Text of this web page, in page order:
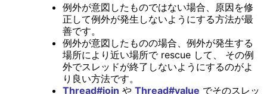
例外が意図したものではない場合、原因を修
正して例外が発生しないようにする方法が最
善です。
例外が意図したものの場合、例外が発生する
場所により近い場所で rescue して、 その例
外でスレッドが終了しないようにするのがよ
り良い方法です。
Thread#join や Thread#value でそのスレッ